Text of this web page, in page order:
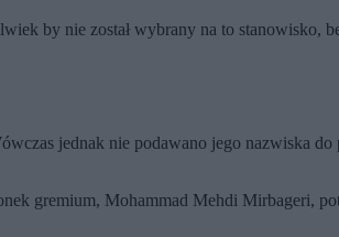
by nie został wybrany na to stanowisko,
jednak nie podawano jego nazwiska do
gremium, Mohammad Mehdi Mirbageri,